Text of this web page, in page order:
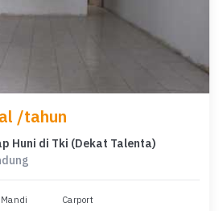
/tahun
Huni di Tki (Dekat Talenta)
Carport